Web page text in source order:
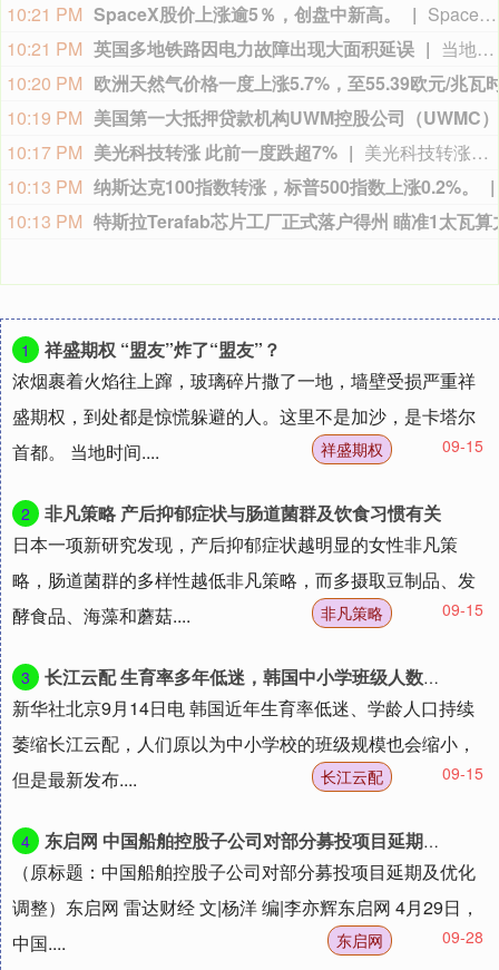
10:06 PM
10:06 PM
10:05 PM 8月6日增减持汇总（表）
8月6日盘后，据不完全统计，昂立教育、朗鸿科技、甘李药业、济川药业等4家A股上市公司披露拟减持情况，当日暂无A股公司披露拟增持情况。
10:04 PM
10:04 PM
10:02 PM
10:02 PM
1
祥盛期权 “盟友”炸了“盟友”？
浓烟裹着火焰往上蹿，玻璃碎片撒了一地，墙壁受损严重祥
盛期权，到处都是惊慌躲避的人。这里不是加沙，是卡塔尔
首都。 当地时间....
09-15
祥盛期权
2
非凡策略 产后抑郁症状与肠道菌群及饮食习惯有关
日本一项新研究发现，产后抑郁症状越明显的女性非凡策
略，肠道菌群的多样性越低非凡策略，而多摄取豆制品、发
酵食品、海藻和蘑菇....
09-15
非凡策略
3
长江云配 生育率多年低迷，韩国中小学班级人数何以不减反增？
新华社北京9月14日电 韩国近年生育率低迷、学龄人口持续
萎缩长江云配，人们原以为中小学校的班级规模也会缩小，
但是最新发布....
09-15
长江云配
4
东启网 中国船舶控股子公司对部分募投项目延期及优化调整
（原标题：中国船舶控股子公司对部分募投项目延期及优化
调整）东启网 雷达财经 文|杨洋 编|李亦辉东启网 4月29日，
中国....
09-28
东启网